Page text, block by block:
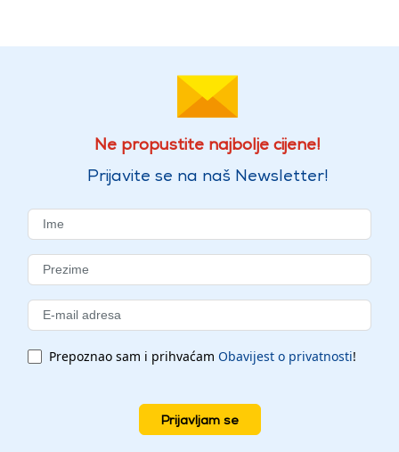
Ne propustite najbolje cijene!
Prijavite se na naš Newsletter!
Prepoznao sam i prihvaćam Obavijest o privatnosti!
Prijavljam se